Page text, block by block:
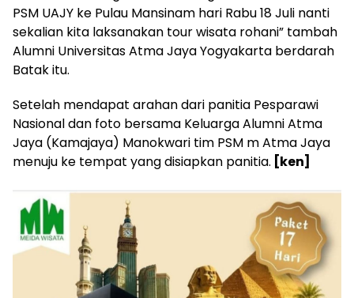
PSM UAJY ke Pulau Mansinam hari Rabu 18 Juli nanti
sekalian kita laksanakan tour wisata rohani” tambah
Alumni Universitas Atma Jaya Yogyakarta berdarah
Batak itu.
Setelah mendapat arahan dari panitia Pesparawi
Nasional dan foto bersama Keluarga Alumni Atma
Jaya (Kamajaya) Manokwari tim PSM m Atma Jaya
menuju ke tempat yang disiapkan panitia. [ken]